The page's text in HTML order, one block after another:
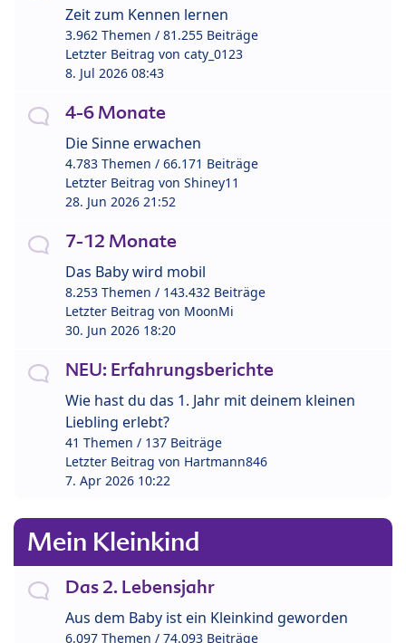
Zeit zum Kennen lernen
3.962 Themen / 81.255 Beiträge
Letzter Beitrag von caty_0123
8. Jul 2026 08:43
4-6 Monate
Die Sinne erwachen
4.783 Themen / 66.171 Beiträge
Letzter Beitrag von Shiney11
28. Jun 2026 21:52
7-12 Monate
Das Baby wird mobil
8.253 Themen / 143.432 Beiträge
Letzter Beitrag von MoonMi
30. Jun 2026 18:20
NEU: Erfahrungsberichte
Wie hast du das 1. Jahr mit deinem kleinen
Liebling erlebt?
41 Themen / 137 Beiträge
Letzter Beitrag von Hartmann846
7. Apr 2026 10:22
Mein Kleinkind
Das 2. Lebensjahr
Aus dem Baby ist ein Kleinkind geworden
6.097 Themen / 74.093 Beiträge